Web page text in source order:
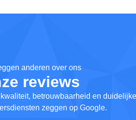
anderen over ons
reviews
betrouwbaarheid en
zeggen op Google.